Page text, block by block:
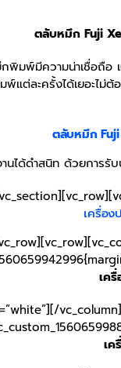
ตลับหมึก Fuji
พิมพ์มีความน่าเชื่อถือ
ต่ละครั้งได้เยอะไม่
ตลับหมึก
ด้ดำสนิท ด้วยการรั
เครื่อ
เค
เค